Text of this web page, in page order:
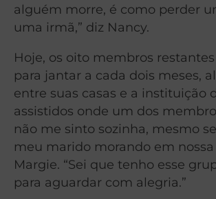
alguém morre, é como perder
uma irmã,” diz Nancy.
Hoje, os oito membros
para jantar a cada dois meses,
entre suas casas e a instituição
assistidos onde um dos
não me sinto sozinha, mesmo
meu marido morando em nossa
Margie. “Sei que tenho esse
para aguardar com alegria.”